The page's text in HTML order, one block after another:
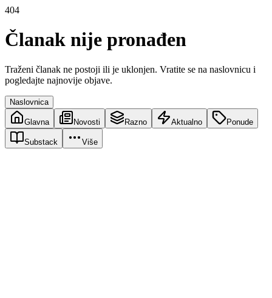
404
Članak nije pronađen
Traženi članak ne postoji ili je uklonjen. Vratite se na naslovnicu i
pogledajte najnovije objave.
Naslovnica
Glavna Novosti Razno Aktualno Ponude
Substack Više